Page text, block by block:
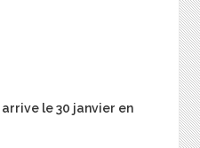
arrive le 30 janvier en